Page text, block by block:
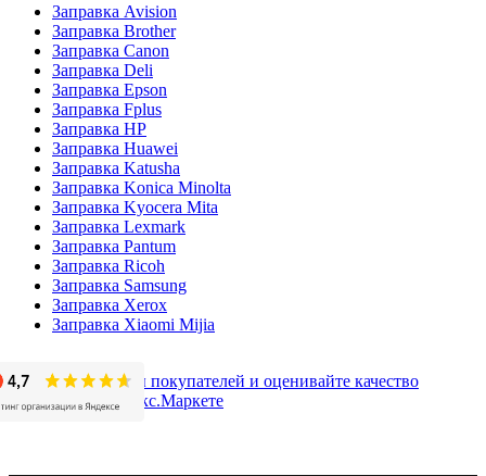
Заправка Avision
Заправка Brother
Заправка Canon
Заправка Deli
Заправка Epson
Заправка Fplus
Заправка HP
Заправка Huawei
Заправка Katusha
Заправка Konica Minolta
Заправка Kyocera Mita
Заправка Lexmark
Заправка Pantum
Заправка Ricoh
Заправка Samsung
Заправка Xerox
Заправка Xiaomi Mijia